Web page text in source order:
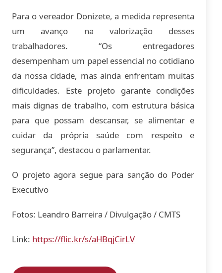
Para o vereador Donizete, a medida representa
um avanço na valorização desses
trabalhadores. “Os entregadores
desempenham um papel essencial no cotidiano
da nossa cidade, mas ainda enfrentam muitas
dificuldades. Este projeto garante condições
mais dignas de trabalho, com estrutura básica
para que possam descansar, se alimentar e
cuidar da própria saúde com respeito e
segurança”, destacou o parlamentar.
O projeto agora segue para sanção do Poder
Executivo
Fotos: Leandro Barreira / Divulgação / CMTS
Link: https://flic.kr/s/aHBqjCirLV